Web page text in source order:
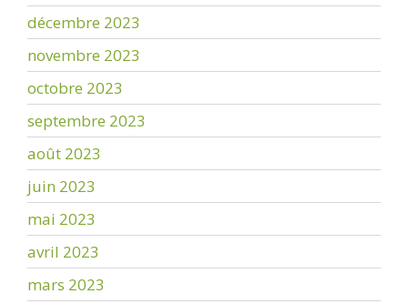
décembre 2023
novembre 2023
octobre 2023
septembre 2023
août 2023
juin 2023
mai 2023
avril 2023
mars 2023